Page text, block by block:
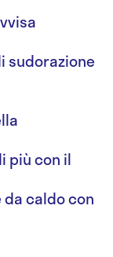
sudorazione
più con il
caldo con